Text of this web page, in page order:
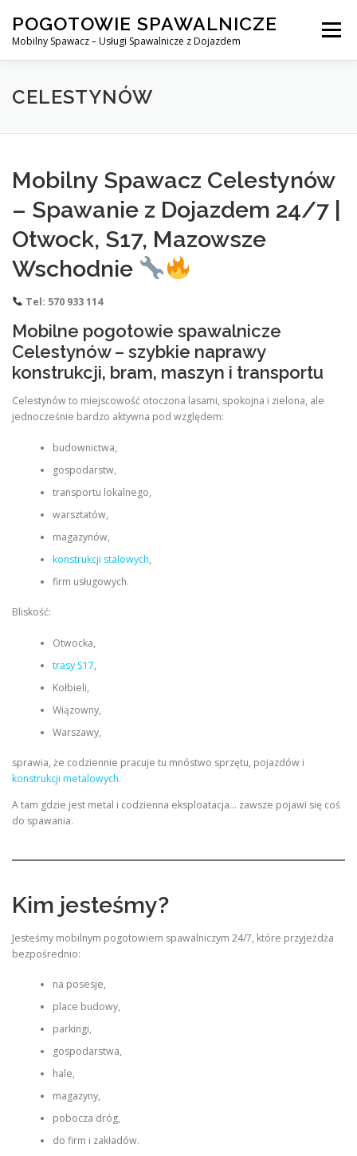
content
POGOTOWIE SPAWALNICZE
Mobilny Spawacz – Usługi Spawalnicze z Dojazdem
Menu
MOBILNY SPAWACZ
KONTAKT
CELESTYNÓW
Mobilny Spawacz Celestynów
– Spawanie z Dojazdem 24/7 |
Otwock, S17, Mazowsze
Wschodnie
Tel: 570 933 114
Mobilne pogotowie spawalnicze
Celestynów – szybkie naprawy
konstrukcji, bram, maszyn i transportu
Celestynów to miejscowość otoczona lasami, spokojna i zielona, ale
jednocześnie bardzo aktywna pod względem:
budownictwa,
gospodarstw,
transportu lokalnego,
warsztatów,
magazynów,
konstrukcji stalowych,
firm usługowych.
Bliskość:
Otwocka,
trasy S17,
Kołbieli,
Wiązowny,
Warszawy,
sprawia, że codziennie pracuje tu mnóstwo sprzętu, pojazdów i
konstrukcji metalowych.
A tam gdzie jest metal i codzienna eksploatacja… zawsze pojawi się coś
do spawania.
Kim jesteśmy?
Jesteśmy mobilnym pogotowiem spawalniczym 24/7, które przyjeżdża
bezpośrednio:
na posesje,
place budowy,
parkingi,
gospodarstwa,
hale,
magazyny,
pobocza dróg,
do firm i zakładów.